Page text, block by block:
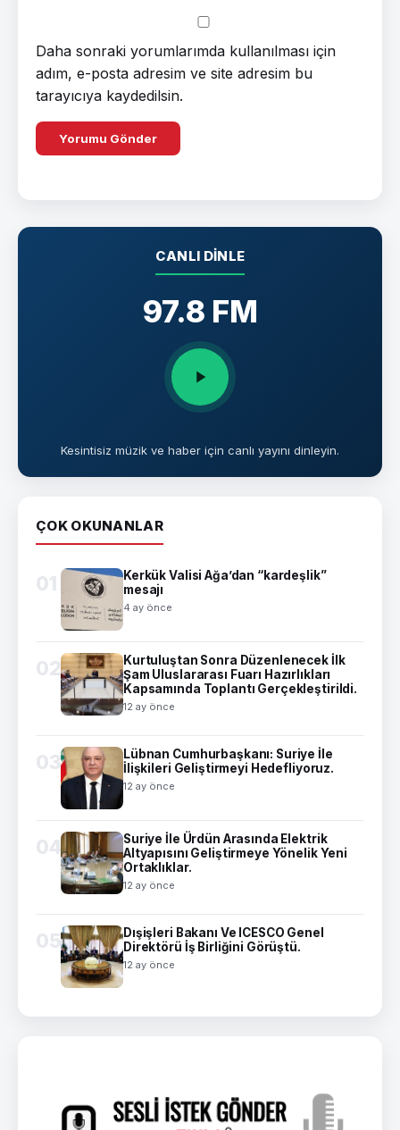
Daha sonraki yorumlarımda kullanılması için
adım, e-posta adresim ve site adresim bu
tarayıcıya kaydedilsin.
CANLI DINLE
97.8 FM
Kesintisiz müzik ve haber için canlı yayını dinleyin.
ÇOK OKUNANLAR
01
Kerkük Valisi Ağa’dan “kardeşlik”
mesajı
4 ay önce
02
Kurtuluştan Sonra Düzenlenecek İlk
Şam Uluslararası Fuarı Hazırlıkları
Kapsamında Toplantı Gerçekleştirildi.
12 ay önce
03
Lübnan Cumhurbaşkanı: Suriye İle
İlişkileri Geliştirmeyi Hedefliyoruz.
12 ay önce
04
Suriye İle Ürdün Arasında Elektrik
Altyapısını Geliştirmeye Yönelik Yeni
Ortaklıklar.
12 ay önce
05
Dışişleri Bakanı Ve ICESCO Genel
Direktörü İş Birliğini Görüştü.
12 ay önce